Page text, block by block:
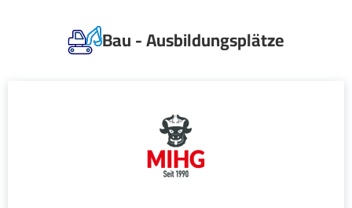
Bau - Ausbildungsplätze